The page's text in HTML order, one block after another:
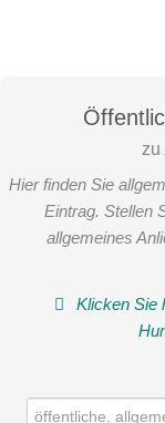
zu
Hier finden Sie
Eintrag. Stellen
allgemeines
Klicken Sie